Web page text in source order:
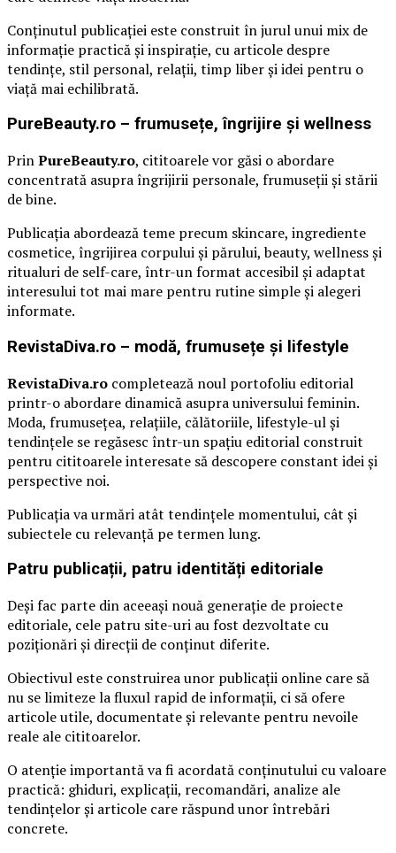
Conținutul publicației este construit în jurul unui mix de
informație practică și inspirație, cu articole despre
tendințe, stil personal, relații, timp liber și idei pentru o
viață mai echilibrată.
PureBeauty.ro – frumusețe, îngrijire și wellness
PrinPureBeauty.ro, cititoarele vor găsi o abordare
concentrată asupra îngrijirii personale, frumuseții și stării
de bine.
Publicația abordează teme precum skincare, ingrediente
cosmetice, îngrijirea corpului și părului, beauty, wellness și
ritualuri de self-care, într-un format accesibil și adaptat
interesului tot mai mare pentru rutine simple și alegeri
informate.
RevistaDiva.ro – modă, frumusețe și lifestyle
RevistaDiva.ro completează noul portofoliu editorial
printr-o abordare dinamică asupra universului feminin.
Moda, frumusețea, relațiile, călătoriile, lifestyle-ul și
tendințele se regăsesc într-un spațiu editorial construit
pentru cititoarele interesate să descopere constant idei și
perspective noi.
Publicația va urmări atât tendințele momentului, cât și
subiectele cu relevanță pe termen lung.
Patru publicații, patru identități editoriale
Deși fac parte din aceeași nouă generație de proiecte
editoriale, cele patru site-uri au fost dezvoltate cu
poziționări și direcții de conținut diferite.
Obiectivul este construirea unor publicații online care să
nu se limiteze la fluxul rapid de informații, ci să ofere
articole utile, documentate și relevante pentru nevoile
reale ale cititoarelor.
O atenție importantă va fi acordată conținutului cu valoare
practică: ghiduri, explicații, recomandări, analize ale
tendințelor și articole care răspund unor întrebări
concrete.